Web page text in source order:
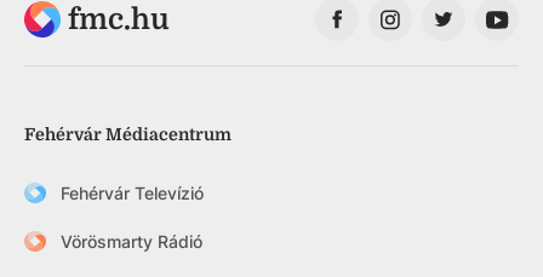
fmc.hu
Fehérvár Médiacentrum
Fehérvár Televízió
Vörösmarty Rádió